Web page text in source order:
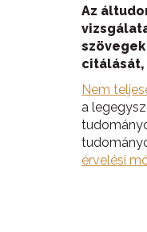
Az
citálását,
Nem
a
érvelési